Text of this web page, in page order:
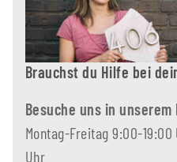
Brauchst du Hilfe bei
Besuche uns in unserem
Montag-Freitag 9:00-
Uhr